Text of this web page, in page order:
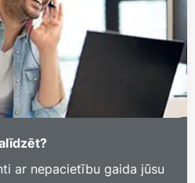
ar nepacietību gaida jūsu